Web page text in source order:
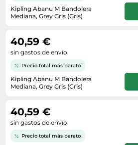
Ropa deportiva y outdoor
Zapatillas de tenis
Zapatillas deportivas
Perfumes de mujer
Placer y anticoncepción
Productos para baño y ducha
Protectores solares
Sets de belleza
Tensiómetros
Termómetros clínicos
Media
Monitores y pantallas ordenador
Máquinas de afeitar
Móviles
Ordenadores portátiles
Placas de cocina
Radios
Secadoras
Playmobil
Vehículos a escala
Relojes
Sneakers
Tejer y crochet
Zapatillas de atletismo
Zapatillas de baloncesto
Zapatos de invierno
Zapatos mujer
Kipling Abanu M Bandolera
Mediana, Grey Gris (Gris)
Kipling Abanu M Bandolera
Mediana, Grey Gris (Gris)
Precio total más barato
40,59 €
sin gastos de envío
Precio total más barato
40,59 €
sin gastos de envío